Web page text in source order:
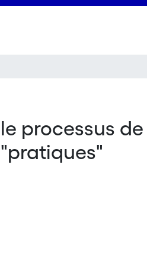
processus de